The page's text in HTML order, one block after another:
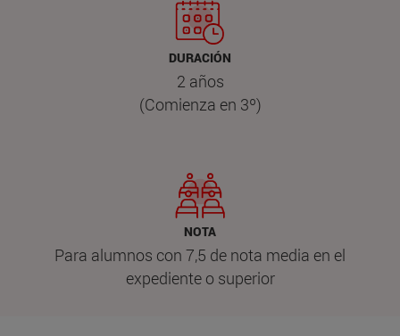
DURACIÓN
2 años
(Comienza en 3º)
NOTA
Para alumnos con 7,5 de nota media en el
expediente o superior